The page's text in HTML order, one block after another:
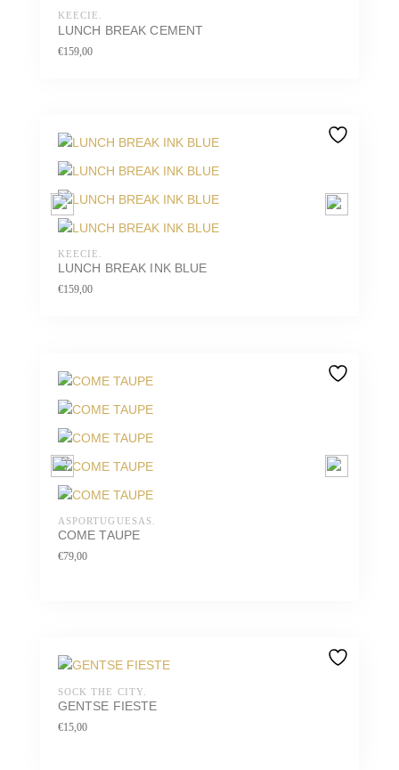
KEECIE.
LUNCH BREAK CEMENT
€159,00
KEECIE.
LUNCH BREAK INK BLUE
€159,00
ASPORTUGUESAS.
COME TAUPE
€79,00
SOCK THE CITY.
GENTSE FIESTE
€15,00